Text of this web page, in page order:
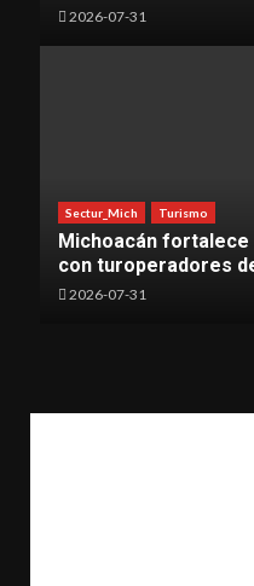
2026-07-31
Sectur_Mich Turismo
Michoacán
con turoperadores
2026-07-31